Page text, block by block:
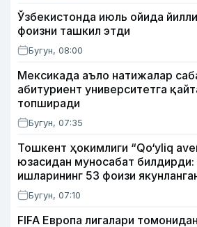
Ўзбекистонда июль ойида
фоизни ташкил этди
Бугун, 08:00
Мексикада аъло натижалар
абитуриент университетга
топширади
Бугун, 07:35
Тошкент ҳокимлиги “Qo‘yliq
юзасидан муносабат
ишларининг 53 фоизи
Бугун, 07:10
FIFA Европа лигалари